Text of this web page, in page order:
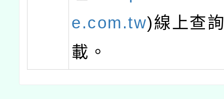
e.com.tw)線上查
載。